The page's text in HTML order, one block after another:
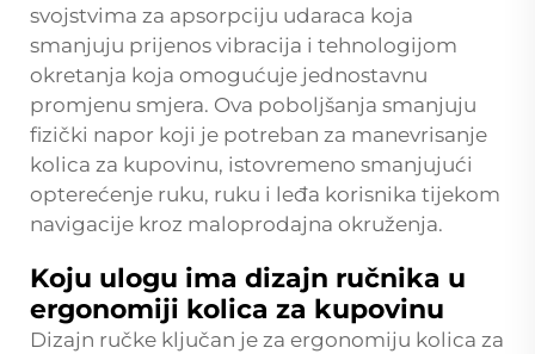
svojstvima za apsorpciju udaraca koja
smanjuju prijenos vibracija i tehnologijom
okretanja koja omogućuje jednostavnu
promjenu smjera. Ova poboljšanja smanjuju
fizički napor koji je potreban za manevrisanje
kolica za kupovinu, istovremeno smanjujući
opterećenje ruku, ruku i leđa korisnika tijekom
navigacije kroz maloprodajna okruženja.
Koju ulogu ima dizajn ručnika u
ergonomiji kolica za kupovinu
Dizajn ručke ključan je za ergonomiju kolica za